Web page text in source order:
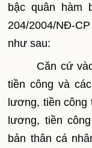
bậc quân hàm
204/2004/NĐ-
như sau:
Căn cứ
tiền công và
lương, tiền
lương, tiền
bản thân cá